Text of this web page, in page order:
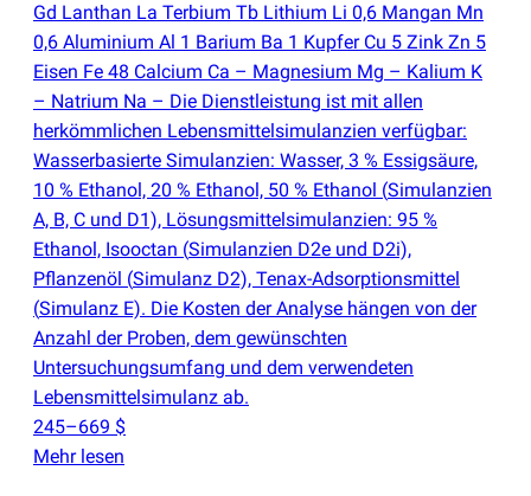
Gd Lanthan La Terbium Tb Lithium Li 0,6 Mangan Mn
0,6 Aluminium Al 1 Barium Ba 1 Kupfer Cu 5 Zink Zn 5
Eisen Fe 48 Calcium Ca – Magnesium Mg – Kalium K
– Natrium Na – Die Dienstleistung ist mit allen
herkömmlichen Lebensmittelsimulanzien verfügbar:
Wasserbasierte Simulanzien: Wasser, 3 % Essigsäure,
10 % Ethanol, 20 % Ethanol, 50 % Ethanol (Simulanzien
A, B, C und D1), Lösungsmittelsimulanzien: 95 %
Ethanol, Isooctan (Simulanzien D2e und D2i),
Pflanzenöl (Simulanz D2), Tenax-Adsorptionsmittel
(Simulanz E). Die Kosten der Analyse hängen von der
Anzahl der Proben, dem gewünschten
Untersuchungsumfang und dem verwendeten
Lebensmittelsimulanz ab.
245–669 $
Mehr lesen